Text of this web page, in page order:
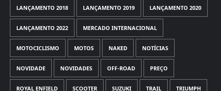
LANÇAMENTO 2018 LANÇAMENTO 2019 LANÇAMENTO 2020
LANÇAMENTO 2022 MERCADO INTERNACIONAL
MOTOCICLISMO MOTOS NAKED NOTÍCIAS
NOVIDADE NOVIDADES OFF-ROAD PREÇO
ROYAL ENFIELD SCOOTER SUZUKI TRAIL TRIUMPH